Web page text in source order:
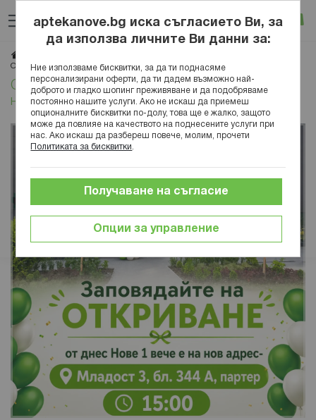
към
съдържанието
Вход
Откриване на Денонощна аптека Нове 1 на нов адрес!
Откриване на Денонощна аптека Нове 1 на
нов адрес!
aptekanove.bg иска съгласието Ви, за
да използва личните Ви данни за:
Ние използваме бисквитки, за да ти поднасяме
персонализирани оферти, да ти дадем възможно най-
доброто и гладко шопинг преживяване и да подобряваме
постоянно нашите услуги. Ако не искаш да приемеш
опционалните бисквитки по-долу, това ще е жалко, защото
може да повлияе на качеството на поднесените услуги при
нас. Ако искаш да разбереш повече, молим, прочети
Политиката за бисквитки
Опции за управление
Получаване на съгласие